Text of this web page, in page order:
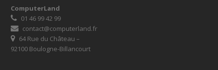
ComputerLand
01 46 99 42 99
contact@computerland.fr
64 Rue du Château –
92100 Boulogne-Billancourt